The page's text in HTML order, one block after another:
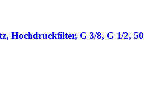
Hochdruckfilter, G 3/8, G 1/2, 50